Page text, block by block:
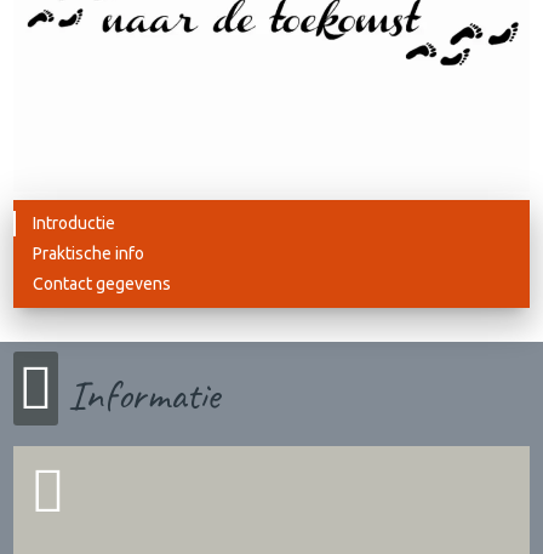
Introductie
Praktische info
Contact gegevens
Informatie